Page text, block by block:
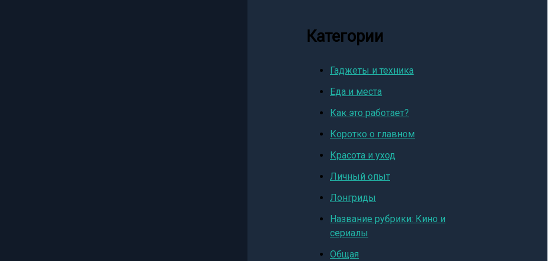
Категории
Гаджеты и техника
Еда и места
Как это работает?
Коротко о главном
Красота и уход
Личный опыт
Лонгриды
Название рубрики: Кино и
сериалы
Общая